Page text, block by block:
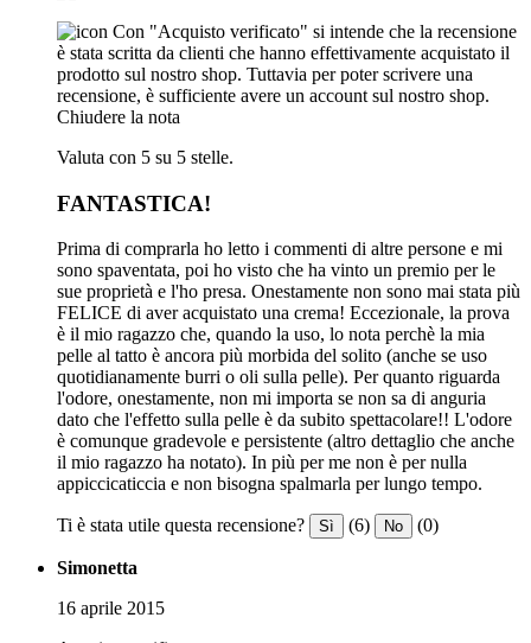
Con "Acquisto verificato" si intende che la recensione
è stata scritta da clienti che hanno effettivamente acquistato il
prodotto sul nostro shop. Tuttavia per poter scrivere una
recensione, è sufficiente avere un account sul nostro shop.
Chiudere la nota
Valuta con 5 su 5 stelle.
FANTASTICA!
Prima di comprarla ho letto i commenti di altre persone e mi
sono spaventata, poi ho visto che ha vinto un premio per le
sue proprietà e l'ho presa. Onestamente non sono mai stata più
FELICE di aver acquistato una crema! Eccezionale, la prova
è il mio ragazzo che, quando la uso, lo nota perchè la mia
pelle al tatto è ancora più morbida del solito (anche se uso
quotidianamente burri o oli sulla pelle). Per quanto riguarda
l'odore, onestamente, non mi importa se non sa di anguria
dato che l'effetto sulla pelle è da subito spettacolare!! L'odore
è comunque gradevole e persistente (altro dettaglio che anche
il mio ragazzo ha notato). In più per me non è per nulla
appiccicaticcia e non bisogna spalmarla per lungo tempo.
Ti è stata utile questa recensione? Sì (6) No (0)
Simonetta
16 aprile 2015